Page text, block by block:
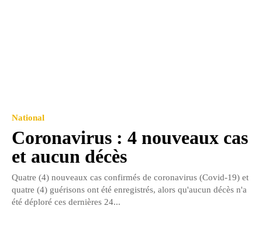
National
Coronavirus : 4 nouveaux cas
et aucun décès
Quatre (4) nouveaux cas confirmés de coronavirus (Covid-19) et
quatre (4) guérisons ont été enregistrés, alors qu'aucun décès n'a
été déploré ces dernières 24...